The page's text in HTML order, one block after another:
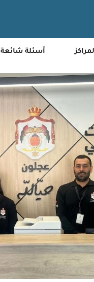
أسئلة شائعة